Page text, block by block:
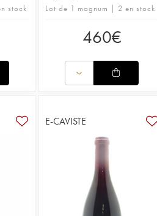
stock Lot de 1 magnum | 2 en stock
460€
E-CAVISTE